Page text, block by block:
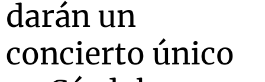
darán un
concierto único